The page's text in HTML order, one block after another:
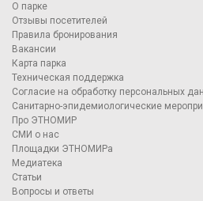
О парке
Отзывы посетителей
Правила бронирования
Вакансии
Карта парка
Техническая поддержка
Согласие на обработку персональных
Санитарно-эпидемиологические
Про ЭТНОМИР
СМИ о нас
Площадки ЭТНОМИРа
Медиатека
Статьи
Вопросы и ответы